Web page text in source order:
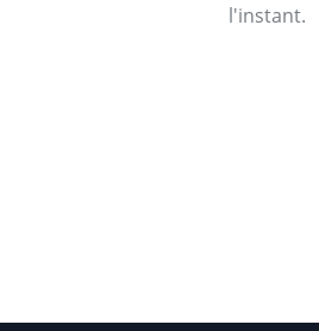
l'instant.